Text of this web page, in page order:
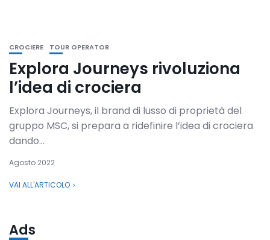
CROCIERE TOUR OPERATOR
Explora Journeys rivoluziona
l’idea di crociera
Explora Journeys, il brand di lusso di proprietà del
gruppo MSC, si prepara a ridefinire l’idea di crociera
dando...
Agosto 2022
VAI ALL'ARTICOLO
Ads